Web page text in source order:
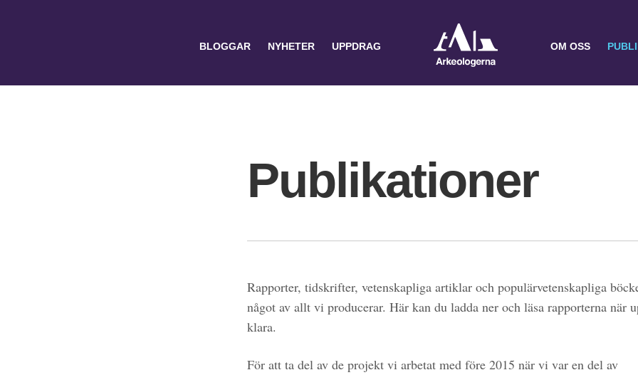
BLOGGAR NYHETER UPPDRAG OM OSS
Publikationer
Rapporter, tidskrifter, vetenskapliga artiklar och populärvetenskapliga
något av allt vi producerar. Här kan du ladda ner och läsa rapporterna när
klara.
För att ta del av de projekt vi arbetat med före 2015 när vi var en del av